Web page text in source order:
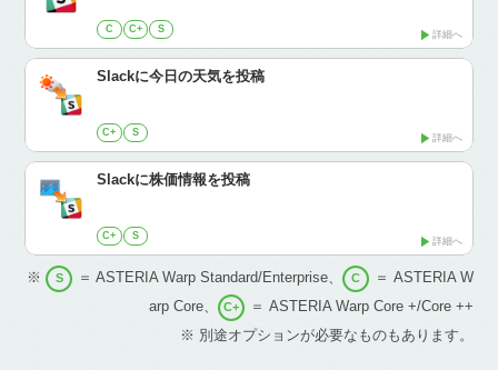
C C+ S 詳細へ
Slackに今日の天気を投稿
C+ S 詳細へ
Slackに株価情報を投稿
C+ S 詳細へ
※ S ＝ ASTERIA Warp Standard/Enterprise、 C
＝ ASTERIA W
arp Core、
C+
＝ ASTERIA Warp Core +/Core ++
※ 別途オプションが必要なものもあります。